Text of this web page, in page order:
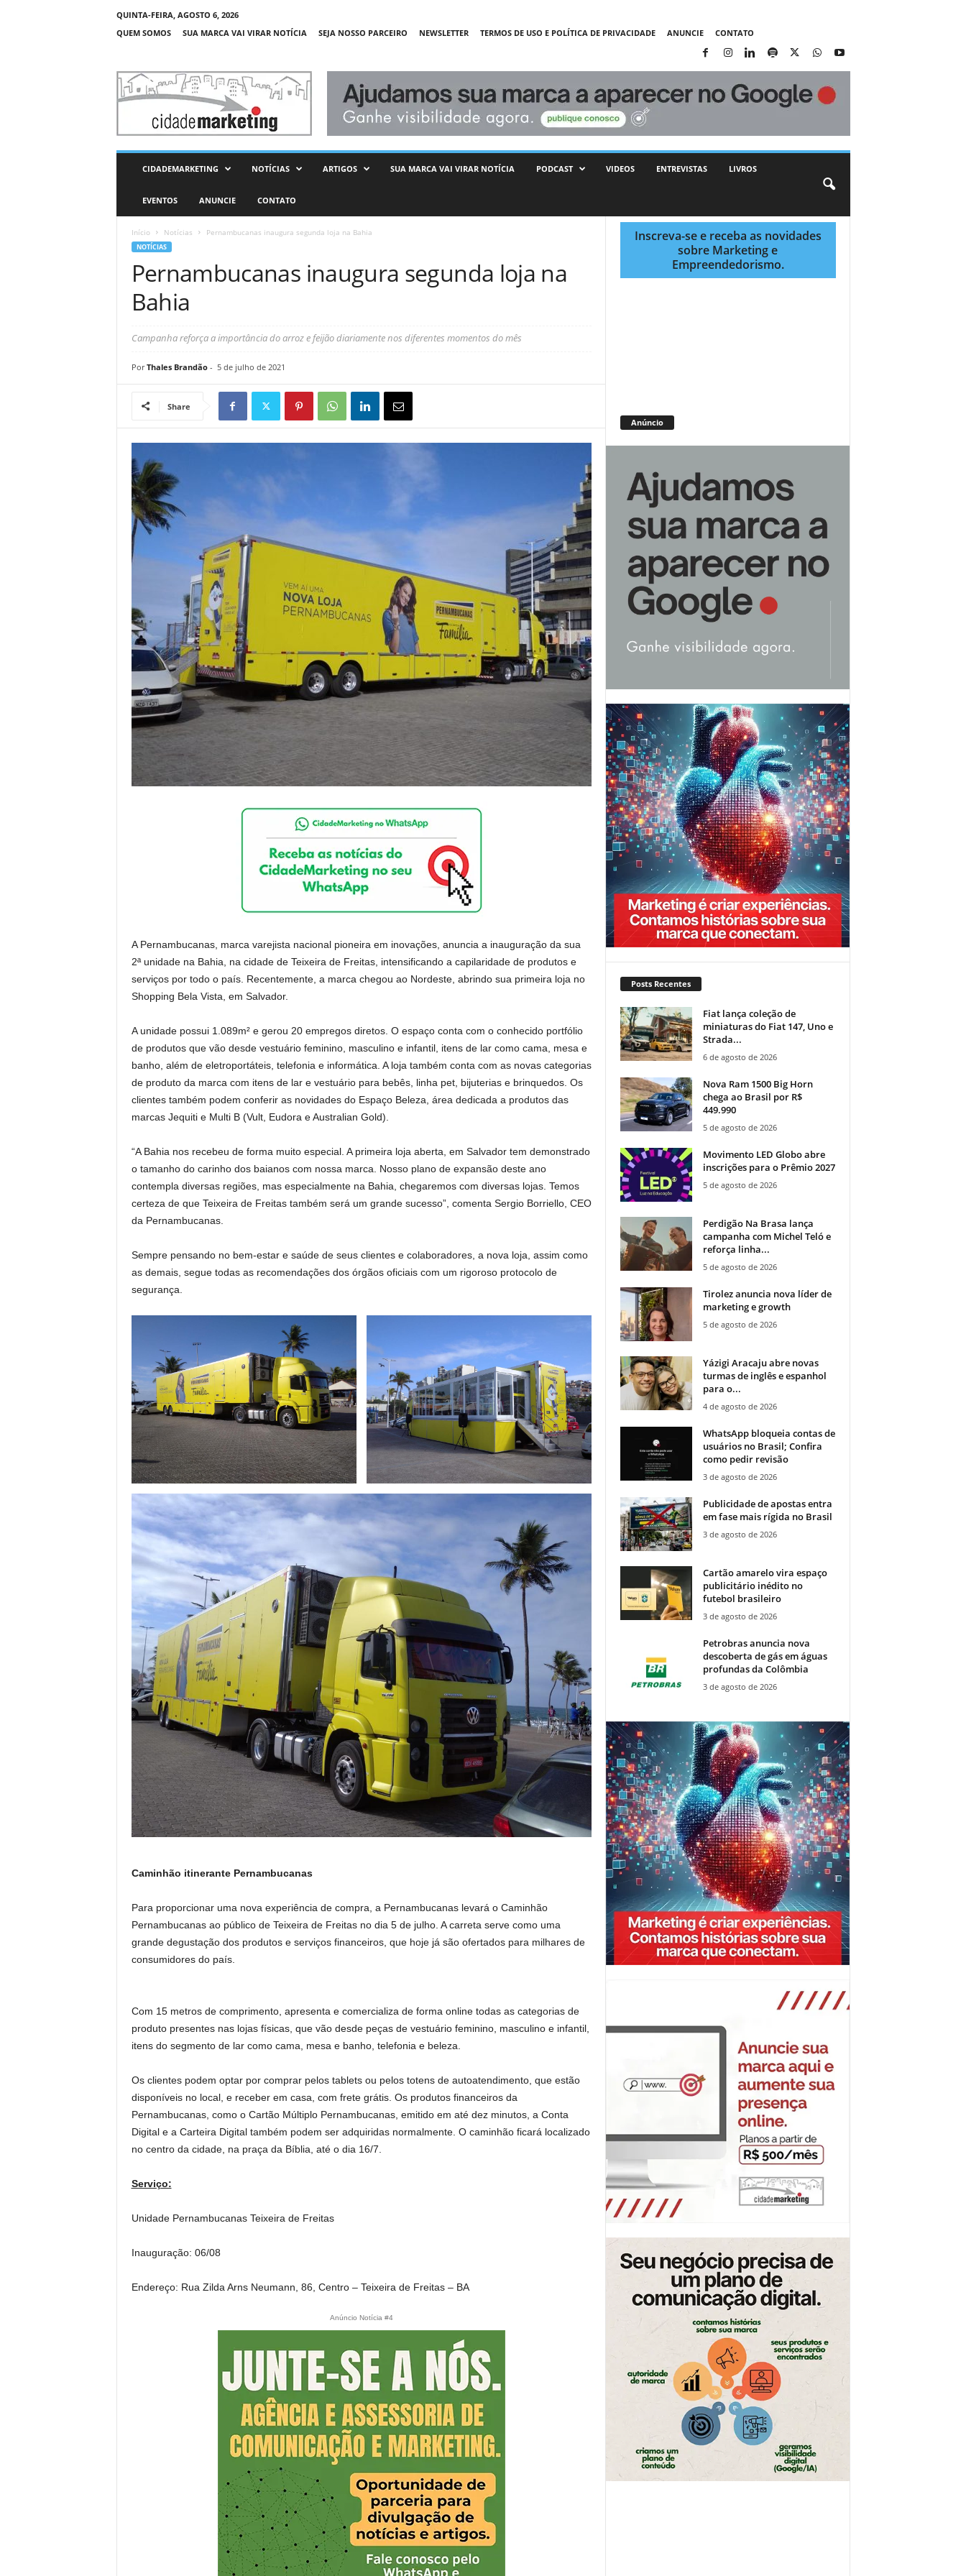
QUINTA-FEIRA, AGOSTO 6, 2026
QUEM SOMOS
SUA MARCA VAI VIRAR NOTÍCIA SEJA NOSSO PARCEIRO NEWSLETTER TERMOS DE USO E POLÍTICA DE PRIVACIDADE ANUNCIE CONTATO
C
d
CIDADEMARKETING NOTÍCIAS ARTIGOS SUA MARCA VAI VIRAR NOTÍCIA PODCAST VIDEOS ENTREVISTAS LIVROS
EVENTOS ANUNCIE CONTATO
Início Notícias Pernambucanas inaugura segunda loja na Bahia
NOTÍCIAS
Pernambucanas inaugura segunda loja na
Bahia
Campanha reforça a importância do arroz e feijão diariamente nos diferentes momentos do mês
Por Thales Brandão- 5 de julho de 2021
Share
A Pernambucanas, marca varejista nacional pioneira em inovações, anuncia a inauguração da sua
2ª unidade na Bahia, na cidade de Teixeira de Freitas, intensificando a capilaridade de produtos e
serviços por todo o país. Recentemente, a marca chegou ao Nordeste, abrindo sua primeira loja no
Shopping Bela Vista, em Salvador.
A unidade possui 1.089m² e gerou 20 empregos diretos. O espaço conta com o conhecido portfólio
de produtos que vão desde vestuário feminino, masculino e infantil, itens de lar como cama, mesa e
banho, além de eletroportáteis, telefonia e informática. A loja também conta com as novas categorias
de produto da marca com itens de lar e vestuário para bebês, linha pet, bijuterias e brinquedos. Os
clientes também podem conferir as novidades do Espaço Beleza, área dedicada a produtos das
marcas Jequiti e Multi B (Vult, Eudora e Australian Gold).
“A Bahia nos recebeu de forma muito especial. A primeira loja aberta, em Salvador tem demonstrado
o tamanho do carinho dos baianos com nossa marca. Nosso plano de expansão deste ano
contempla diversas regiões, mas especialmente na Bahia, chegaremos com diversas lojas. Temos
certeza de que Teixeira de Freitas também será um grande sucesso”, comenta Sergio Borriello, CEO
da Pernambucanas.
Sempre pensando no bem-estar e saúde de seus clientes e colaboradores, a nova loja, assim como
as demais, segue todas as recomendações dos órgãos oficiais com um rigoroso protocolo de
segurança.
Caminhão itinerante Pernambucanas
Para proporcionar uma nova experiência de compra, a Pernambucanas levará o Caminhão
Pernambucanas ao público de Teixeira de Freitas no dia 5 de julho. A carreta serve como uma
grande degustação dos produtos e serviços financeiros, que hoje já são ofertados para milhares de
consumidores do país.
Com 15 metros de comprimento, apresenta e comercializa de forma online todas as categorias de
produto presentes nas lojas físicas, que vão desde peças de vestuário feminino, masculino e infantil,
itens do segmento de lar como cama, mesa e banho, telefonia e beleza.
Os clientes podem optar por comprar pelos tablets ou pelos totens de autoatendimento, que estão
disponíveis no local, e receber em casa, com frete grátis. Os produtos financeiros da
Pernambucanas, como o Cartão Múltiplo Pernambucanas, emitido em até dez minutos, a Conta
Digital e a Carteira Digital também podem ser adquiridas normalmente. O caminhão ficará localizado
no centro da cidade, na praça da Bíblia, até o dia 16/7.
Serviço:
Unidade Pernambucanas Teixeira de Freitas
Inauguração: 06/08
Endereço: Rua Zilda Arns Neumann, 86, Centro – Teixeira de Freitas – BA
Anúncio Notícia #4
Inscreva-se e receba as novidades
sobre Marketing e
Empreendedorismo.
Anúncio
Posts Recentes
Fiat lança coleção de
miniaturas do Fiat 147, Uno e
Strada...
6 de agosto de 2026
Nova Ram 1500 Big Horn
chega ao Brasil por R$
449.990
5 de agosto de 2026
Movimento LED Globo abre
inscrições para o Prêmio 2027
5 de agosto de 2026
Perdigão Na Brasa lança
campanha com Michel Teló e
reforça linha...
5 de agosto de 2026
Tirolez anuncia nova líder de
marketing e growth
5 de agosto de 2026
Yázigi Aracaju abre novas
turmas de inglês e espanhol
para o...
4 de agosto de 2026
WhatsApp bloqueia contas de
usuários no Brasil; Confira
como pedir revisão
3 de agosto de 2026
Publicidade de apostas entra
em fase mais rígida no Brasil
3 de agosto de 2026
Cartão amarelo vira espaço
publicitário inédito no
futebol brasileiro
3 de agosto de 2026
Petrobras anuncia nova
descoberta de gás em águas
profundas da Colômbia
3 de agosto de 2026